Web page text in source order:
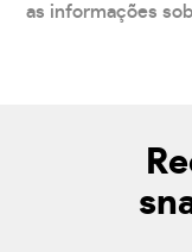
as informações